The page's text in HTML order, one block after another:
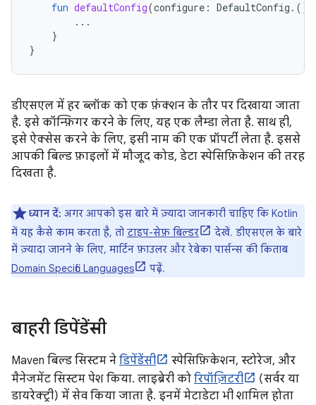
fun defaultConfig(configure : DefaultConfig .()
...
}
}
डीएसएल में हर ब्लॉक को एक फ़ंक्शन के तौर पर दिखाया जाता
है. इसे कॉन्फ़िगर करने के लिए, यह एक लैम्डा लेता है. साथ ही,
इसे ऐक्सेस करने के लिए, इसी नाम की एक प्रॉपर्टी लेता है. इससे
आपकी बिल्ड फ़ाइलों में मौजूद कोड, डेटा स्पेसिफ़िकेशन की तरह
दिखता है.
ध्यान दें: अगर आपको इस बारे में ज़्यादा जानकारी चाहिए कि Kotlin
में यह कैसे काम करता है, तो टाइप-सेफ़ बिल्डर
देखें. डीएसएल के बारे
में ज़्यादा जानने के लिए, मार्टिन फ़ाउलर और रेबेका पार्सन्स की किताब
Domain Specific Languages
पढ़ें.
बाहरी डिपेंडेंसी
Maven बिल्ड सिस्टम ने डिपेंडेंसी
स्पेसिफ़िकेशन, स्टोरेज, और
मैनेजमेंट सिस्टम पेश किया. लाइब्रेरी को रिपॉज़िटरी
(सर्वर या
डायरेक्ट्री) में सेव किया जाता है. इनमें मेटाडेटा भी शामिल होता